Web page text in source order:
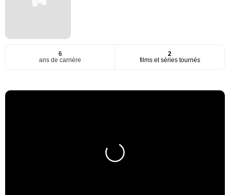
6
ans de carrière
2
films et séries tournés